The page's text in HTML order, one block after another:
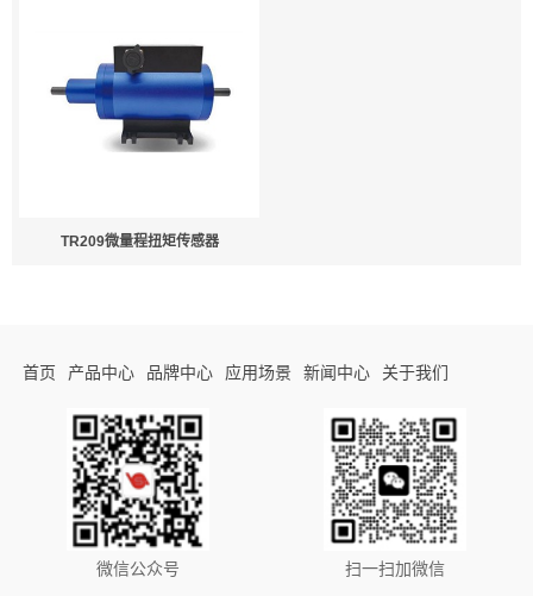
TR209微量程扭矩传感器
首页 产品中心 品牌中心 应用场景 新闻中心 关于我们
微信公众号 扫一扫加微信